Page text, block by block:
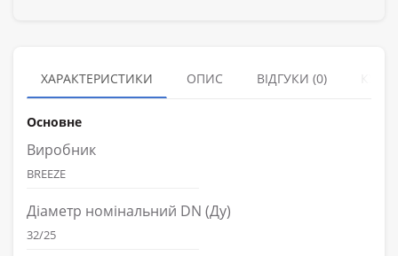
ХАРАКТЕРИСТИКИ ОПИС ВІДГУКИ (0)
Основне
Виробник
BREEZE
Діаметр номінальний DN (Ду)
32/25